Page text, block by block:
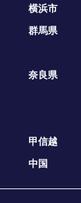
横浜市
群馬県
奈良県
甲信越
中国